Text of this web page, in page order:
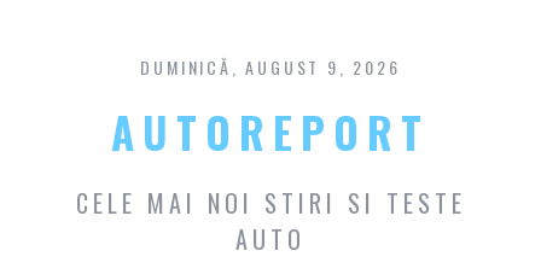
content
DUMINICĂ, AUGUST 9, 2026
AUTOREPORT
CELE MAI NOI STIRI SI TESTE
AUTO